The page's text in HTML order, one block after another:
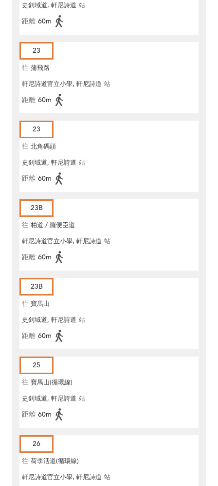
史釗域道, 軒尼詩道 站
距離 60m
23
往 蒲飛路
軒尼詩道官立小學, 軒尼詩道 站
距離 60m
23
往 北角碼頭
史釗域道, 軒尼詩道 站
距離 60m
23B
往 柏道 / 羅便臣道
軒尼詩道官立小學, 軒尼詩道 站
距離 60m
23B
往 寶馬山
史釗域道, 軒尼詩道 站
距離 60m
25
往 寶馬山(循環線)
史釗域道, 軒尼詩道 站
距離 60m
26
往 荷李活道(循環線)
軒尼詩道官立小學, 軒尼詩道 站